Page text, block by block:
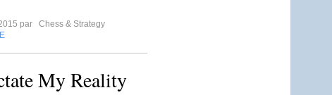
par
Chess & Strategy
My Reality